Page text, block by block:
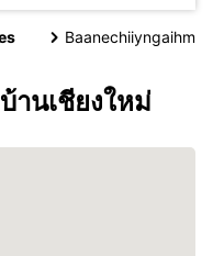
Baanechiiyngaihm
านเชียงใหม่